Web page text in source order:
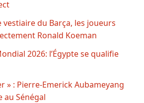
vestiaire du Barça, les joueurs
Ronald Koeman
2026: l’Égypte se qualifie
» : Pierre-Emerick Aubameyang
au Sénégal